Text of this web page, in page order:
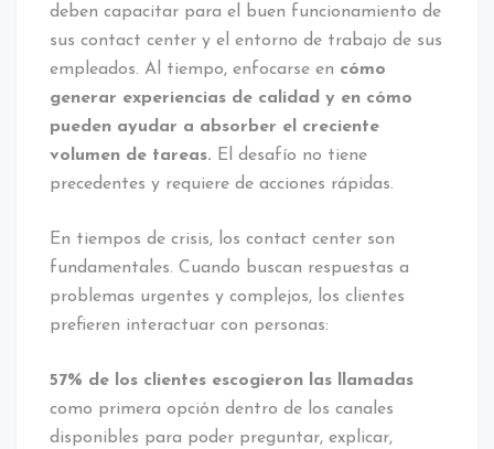
deben capacitar para el buen funcionamiento de
sus contact center y el entorno de trabajo de sus
empleados. Al tiempo, enfocarse en cómo
generar experiencias de calidad y en cómo
pueden ayudar a absorber el creciente
volumen de tareas. El desafío no tiene
precedentes y requiere de acciones rápidas.
En tiempos de crisis, los contact center son
fundamentales. Cuando buscan respuestas a
problemas urgentes y complejos, los clientes
prefieren interactuar con personas:
57% de los clientes escogieron las llamadas
como primera opción dentro de los canales
disponibles para poder preguntar, explicar,